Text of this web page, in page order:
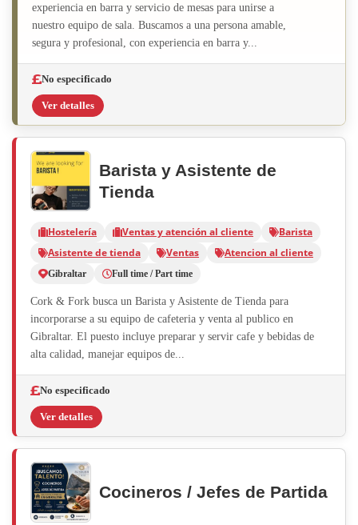
experiencia en barra y servicio de mesas para unirse a
nuestro equipo de sala. Buscamos a una persona amable,
segura y profesional, con experiencia en barra y...
No especificado
Ver detalles
Barista y Asistente de
Tienda
Hostelería Ventas y atención al cliente
Barista
Asistente de tienda
Ventas Atencion al cliente
Gibraltar Full time / Part time
Cork & Fork busca un Barista y Asistente de Tienda para
incorporarse a su equipo de cafeteria y venta al publico en
Gibraltar. El puesto incluye preparar y servir cafe y bebidas de
alta calidad, manejar equipos de...
No especificado
Ver detalles
Cocineros / Jefes de Partida